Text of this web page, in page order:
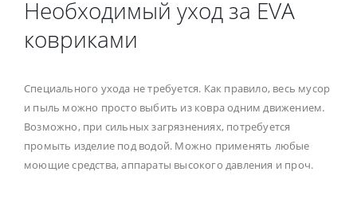
Необходимый уход за EVA
ковриками
Специального ухода не требуется. Как правило, весь мусор
и пыль можно просто выбить из ковра одним движением.
Возможно, при сильных загрязнениях, потребуется
промыть изделие под водой. Можно применять любые
моющие средства, аппараты высокого давления и проч.